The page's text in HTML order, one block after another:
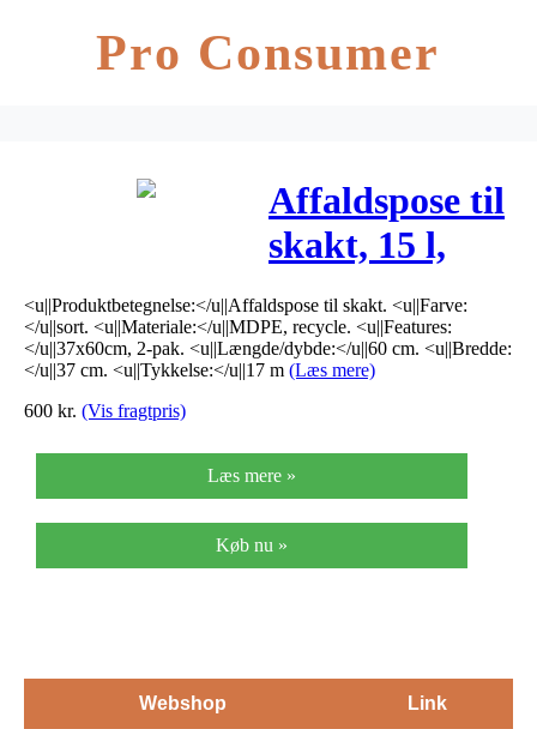
Pro Consumer
Affaldspose til
skakt, 15 l,
sort,
MDPE/recycle,
37x60cm, 2-
<u||Produktbetegnelse:</u||Affaldspose til skakt. <u||Farve:
</u||sort. <u||Materiale:</u||MDPE, recycle. <u||Features:
</u||37x60cm, 2-pak. <u||Længde/dybde:</u||60 cm. <u||Bredde:
</u||37 cm. <u||Tykkelse:</u||17 m (Læs mere)
600 kr. (Vis fragtpris)
Læs mere »
Køb nu »
Webshop Link